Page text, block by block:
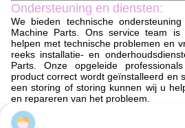
Ondersteuning en diensten:
We bieden technische
Machine Parts. Ons service team
helpen met technische problemen en
reeks installatie- en
Parts. Onze opgeleide
product correct wordt geïnstalleerd en
een storing of storing kunnen wij u
en repareren van het probleem.
Verpakking en verzending: